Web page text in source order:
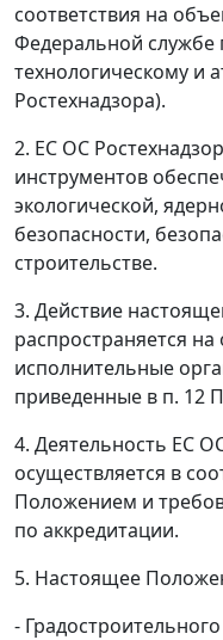
соответствия на
Федеральной службе
технологическому и
Ростехнадзора).
2. ЕС ОС
инструментов
экологической,
безопасности,
строительстве.
3. Действие
распространяется
исполнительные
приведенные в п. 12
4. Деятельность ЕС
осуществляется в
Положением и
по аккредитации.
5. Настоящее
-